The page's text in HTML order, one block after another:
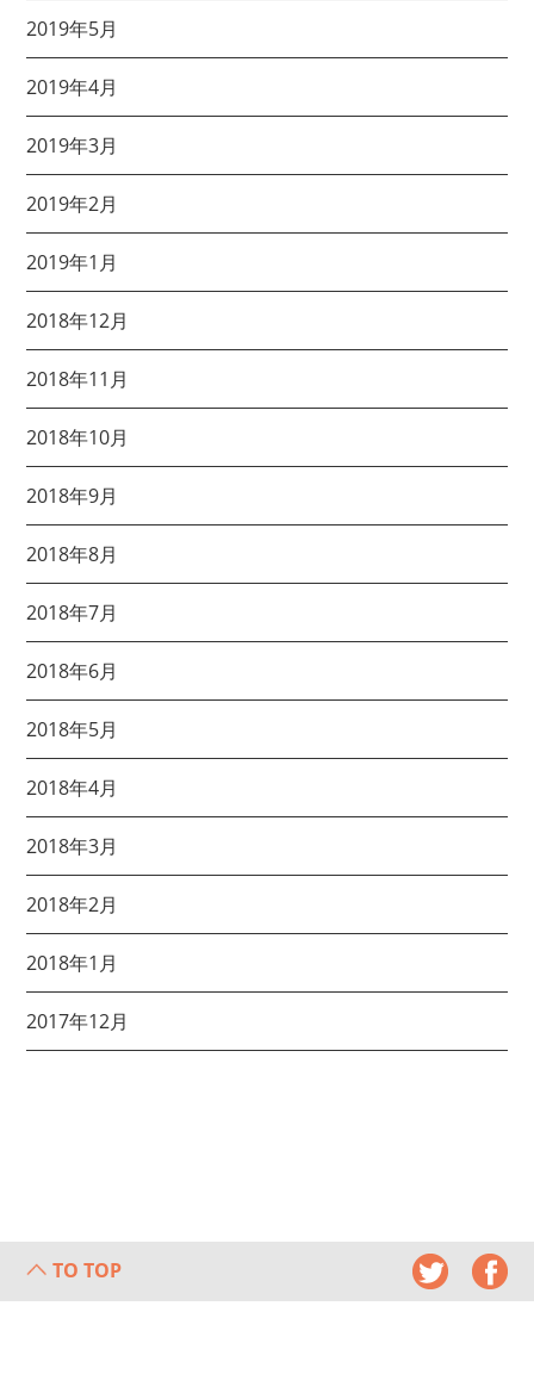
2019年5月
2019年4月
2019年3月
2019年2月
2019年1月
2018年12月
2018年11月
2018年10月
2018年9月
2018年8月
2018年7月
2018年6月
2018年5月
2018年4月
2018年3月
2018年2月
2018年1月
2017年12月
TO TOP